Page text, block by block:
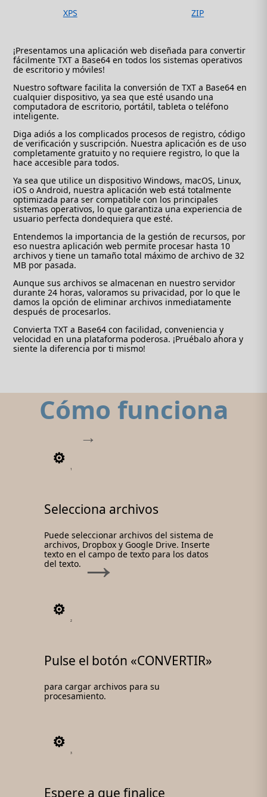
XPS
ZIP
¡Presentamos una aplicación web diseñada para convertir
fácilmente TXT a Base64 en todos los sistemas operativos
de escritorio y móviles!
Nuestro software facilita la conversión de TXT a Base64 en
cualquier dispositivo, ya sea que esté usando una
computadora de escritorio, portátil, tableta o teléfono
inteligente.
Diga adiós a los complicados procesos de registro, código
de verificación y suscripción. Nuestra aplicación es de uso
completamente gratuito y no requiere registro, lo que la
hace accesible para todos.
Ya sea que utilice un dispositivo Windows, macOS, Linux,
iOS o Android, nuestra aplicación web está totalmente
optimizada para ser compatible con los principales
sistemas operativos, lo que garantiza una experiencia de
usuario perfecta dondequiera que esté.
Entendemos la importancia de la gestión de recursos, por
eso nuestra aplicación web permite procesar hasta 10
archivos y tiene un tamaño total máximo de archivo de 32
MB por pasada.
Aunque sus archivos se almacenan en nuestro servidor
durante 24 horas, valoramos su privacidad, por lo que le
damos la opción de eliminar archivos inmediatamente
después de procesarlos.
Convierta TXT a Base64 con facilidad, conveniencia y
velocidad en una plataforma poderosa. ¡Pruébalo ahora y
siente la diferencia por ti mismo!
Cómo funciona
1
Selecciona archivos
Puede seleccionar archivos del sistema de
archivos, Dropbox y Google Drive. Inserte
texto en el campo de texto para los datos
del texto.
2
Pulse el botón «CONVERTIR»
para cargar archivos para su
procesamiento.
3
Espere a que finalice